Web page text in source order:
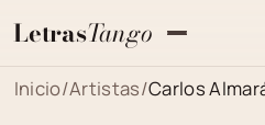
LetrasTango
Inicio/Artistas/Carlos